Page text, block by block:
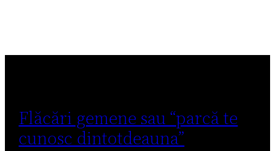
Flăcări gemene sau “parcă te
cunosc dintotdeauna”